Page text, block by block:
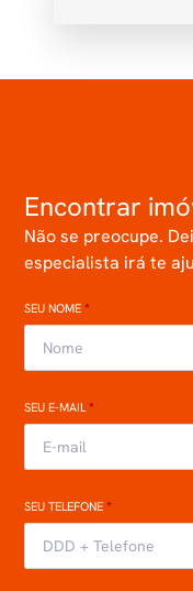
Encontrar
Não se preocupe.
especialista irá te
SEU NOME*
SEU E-MAIL*
SEU TELEFONE*